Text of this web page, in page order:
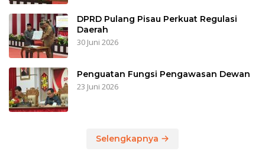
DPRD Pulang Pisau Perkuat Regulasi
Daerah
30 Juni 2026
Penguatan Fungsi Pengawasan Dewan
23 Juni 2026
Selengkapnya